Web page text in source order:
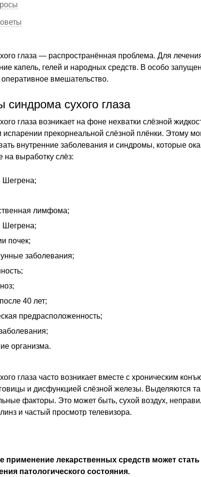
глаза — распространённая проблема. Для
капель, гелей и народных средств. В особо
вмешательство.
синдрома сухого глаза
глаза возникает на фоне нехватки слёзной
испарении прекорнеальной слёзной плёнки. Этому
внутренние заболевания и синдромы, которые
на выработку слёз:
Шегрена;
лимфома;
Шегрена;
почек;
заболевания;
40 лет;
предрасположенность;
организма.
глаза часто возникает вместе с хроническим
и дисфункцией слёзной железы. Выделяются
факторы. Это может быть, сухой воздух,
и частый просмотр телевизора.
применение лекарственных средств может
патологического состояния.